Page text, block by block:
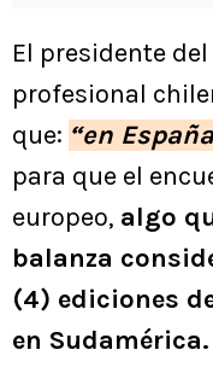
El presidente
profesional
que: “en
para que el
europeo, algo
balanza
(4) ediciones
en Sudamérica.